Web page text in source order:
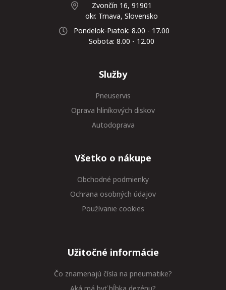
Zvončín 16, 91901
okr. Trnava, Slovensko
Pondelok-Piatok: 8.00 - 17.00
Sobota: 8.00 - 12.00
Služby
Pneuservis
Oprava hliníkových diskov
Autodoprava
Všetko o nákupe
Obchodné podmienky
Ochrana osobných údajov
Používanie cookies
Užitočné informácie
Čo znamenajú čísla na pneumatike?